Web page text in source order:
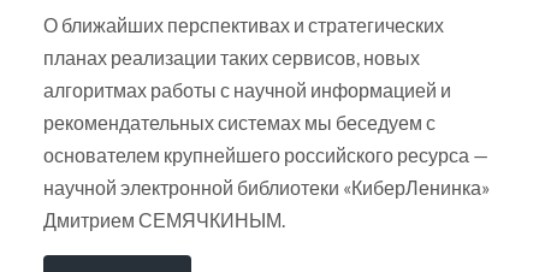
О ближайших перспективах и стратегических
планах реализации таких сервисов, новых
алгоритмах работы с научной информацией и
рекомендательных системах мы беседуем с
основателем крупнейшего российского ресурса —
научной электронной библиотеки «КиберЛенинка»
Дмитрием СЕМЯЧКИНЫМ.